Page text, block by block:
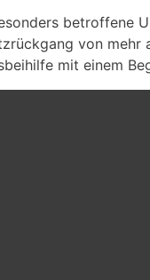
betroffene
von mehr
mit einem